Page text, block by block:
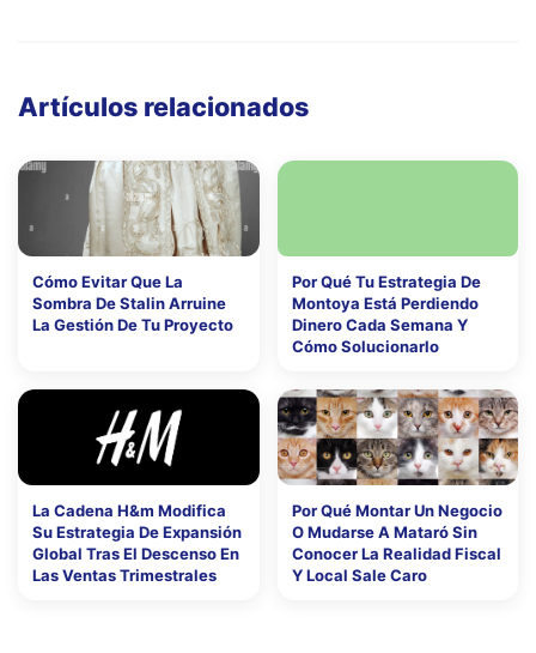
Artículos relacionados
Cómo Evitar Que La
Sombra De Stalin Arruine
La Gestión De Tu Proyecto
Por Qué Tu Estrategia De
Montoya Está Perdiendo
Dinero Cada Semana Y
Cómo Solucionarlo
La Cadena H&m Modifica
Su Estrategia De Expansión
Global Tras El Descenso En
Las Ventas Trimestrales
Por Qué Montar Un Negocio
O Mudarse A Mataró Sin
Conocer La Realidad Fiscal
Y Local Sale Caro